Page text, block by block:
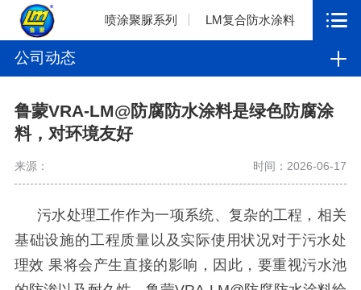
喷涂聚脲系列 LM复合防水涂料
公司动态
鲁蒙VRA-LM@防腐防水涂料是绿色防腐涂
料，对环境友好
来源： 时间：2026-06-17
污水处理工作作为一项系统、复杂的工程，相关
基础设施的工程质量以及实际使用状况对于污水处
理效 果将会产生直接的影响，因此，要重视污水池